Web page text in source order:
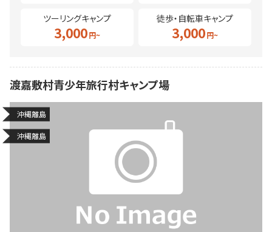
ツーリングキャンプ
3,000
徒歩・自転車キャンプ
3,000
渡嘉敷村青少年旅行村キャンプ場
沖縄離島
沖縄離島